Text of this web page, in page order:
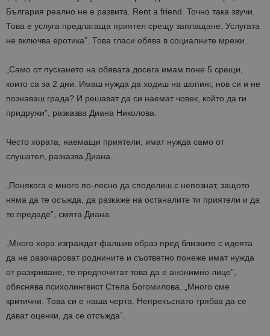
България реално не е развита. Rent a friend. Toчно така звучи.
Това е услуга предлагаща приятел срещу заплащане. Услугата
не включва еротика”. Това гласи обява в социалните мрежи.
„Само от пускането на обявата досега имам поне 5 срещи,
които са за 2 дни. Имаш нужда да ходиш на шопинг, нов си и не
познаваш града? И решават да си наемат човек, който да ги
придружи”, разказва Диана Николова.
Често хората, наемащи приятели, имат нужда само от
слушател, разказва Диана.
„Понякога е много по-лесно да споделиш с непознат, защото
няма да те осъжда, да разкаже на останалите ти приятели и да
те предаде”, смята Диана.
„Много хора изграждат фалшив образ пред близките с идеята
да не разочароват роднините и съответно понеже имат нужда
от разкриване, те предпочитат това да е анонимно лице”,
обяснява психолингвист Стела Богомилова. „Много сме
критични. Това си е наша черта. Непрекъснато трябва да се
дават оценки, да се отсъжда”.